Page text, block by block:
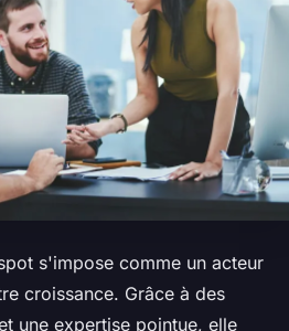
s'impose comme un acteur
croissance. Grâce à des
une expertise pointue, elle